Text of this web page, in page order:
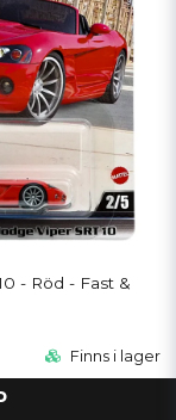
- Röd - Fast &
Finns i lager